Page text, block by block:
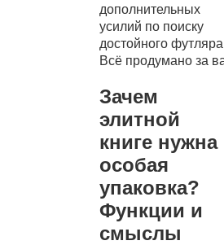
дополнительных
усилий по поиску
достойного
Всё продумано за
Зачем
элитной
книге нужна
особая
упаковка?
Функции и
смыслы